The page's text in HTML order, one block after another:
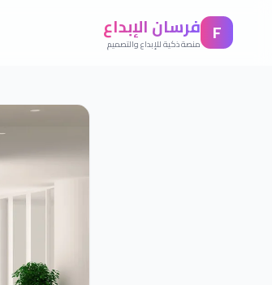
F فرسان الإبداع
منصة ذكية للإبداع والتصميم